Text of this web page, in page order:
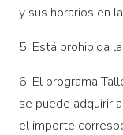
y sus horarios en
5. Está prohibida
6. El programa
se puede adquirir
el importe